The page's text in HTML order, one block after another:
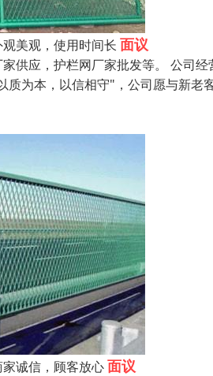
美观，使用时间长 面议
供应，护栏网厂家批发等。 公司
质为本，以信相守"，公司愿与新
诚信，顾客放心面议